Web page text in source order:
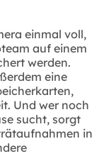
einmal voll,
auf einem
werden.
eine
Und wer noch
sucht, sorgt
in